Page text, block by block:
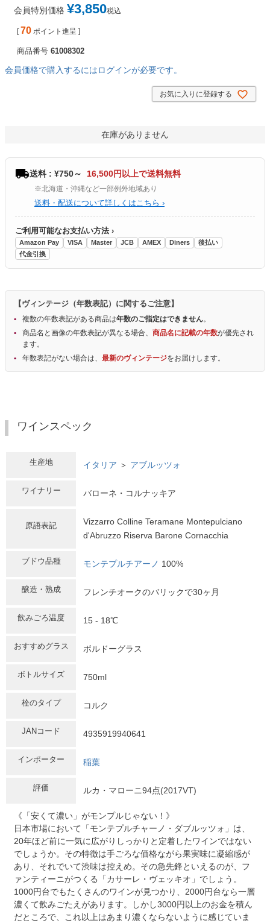
会員特別価格 ¥3,850税込
[ 70 ポイント進呈 ]
商品番号 61008302
会員価格で購入するにはログインが必要です。
お気に入りに登録する
在庫がありません
送料 : ¥750～ 16,500円以上で送料無料
※北海道・沖縄など一部例外地域あり
送料・配送について詳しくはこちら ›
ご利用可能なお支払い方法 ›
Amazon Pay VISA Master JCB AMEX Diners
後払い
代金引換
【ヴィンテージ（年数表記）に関するご注意】
複数の年数表記がある商品は年数のご指定はできません。
商品名と画像の年数表記が異なる場合、 商品名に記載の年数が優先され
ます。
年数表記がない場合は、 最新のヴィンテージをお届けします。
ワインスペック
生産地 イタリア ＞ アブルッツォ
ワイナリー バローネ・コルナッキア
原語表記
Vizzarro Colline Teramane Montepulciano
d'Abruzzo Riserva Barone Cornacchia
ブドウ品種 モンテプルチアーノ 100%
醸造・熟成 フレンチオークのバリックで30ヶ月
飲みごろ温度 15 - 18℃
おすすめグラス ボルドーグラス
ボトルサイズ 750ml
栓のタイプ コルク
JANコード 4935919940641
インポーター 稲葉
評価 ルカ・マローニ94点(2017VT)
《「安くて濃い」がモンプルじゃない！》
日本市場において「モンテプルチャーノ・ダブルッツォ」は、
20年ほど前に一気に広がりしっかりと定着したワインではない
でしょうか。その特徴は手ごろな価格ながら果実味に凝縮感が
あり、それでいて渋味は控えめ。その急先鋒といえるのが、フ
ァンティーニがつくる「カサーレ・ヴェッキオ」でしょう。
1000円台でもたくさんのワインが見つかり、2000円台なら一層
濃くて飲みごたえがあります。しかし3000円以上のお金を積ん
だところで、これ以上はあまり濃くならないように感じていま